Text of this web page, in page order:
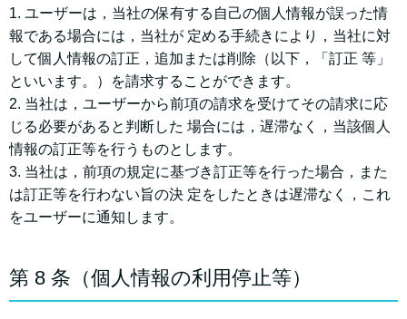
1. ユーザーは，当社の保有する⾃⼰の個⼈情報が誤った情
報である場合には，当社が 定める⼿続きにより，当社に対
して個⼈情報の訂正，追加または削除（以下，「訂正 等」
といいます。）を請求することができます。
2. 当社は，ユーザーから前項の請求を受けてその請求に応
じる必要があると判断した 場合には，遅滞なく，当該個⼈
情報の訂正等を⾏うものとします。
3. 当社は，前項の規定に基づき訂正等を⾏った場合，また
は訂正等を⾏わない旨の決 定をしたときは遅滞なく，これ
をユーザーに通知します。
第 8 条（個⼈情報の利⽤停⽌等）